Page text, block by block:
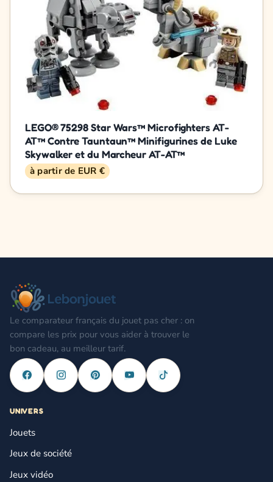
LEGO® 75298 Star Wars™ Microfighters AT-
AT™ Contre Tauntaun™ Minifigurines de Luke
Skywalker et du Marcheur AT-AT™
à partir de EUR €
Le comparateur français du jouet pas cher : on
compare les prix pour vous aider à trouver le
bon cadeau, au meilleur tarif.
UNIVERS
Jouets
Jeux de société
Jeux vidéo